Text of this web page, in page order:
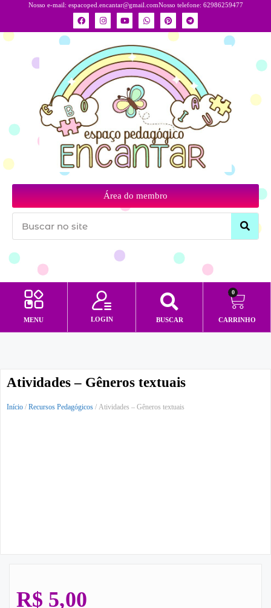
Nosso e-mail: espacoped.encantar@gmail.comNosso telefone: 62986259477
Área do membro
MENU LOGIN BUSCAR
0
CARRINHO
Atividades – Gêneros textuais
Início / Recursos Pedagógicos / Atividades – Gêneros textuais
R$ 5,00